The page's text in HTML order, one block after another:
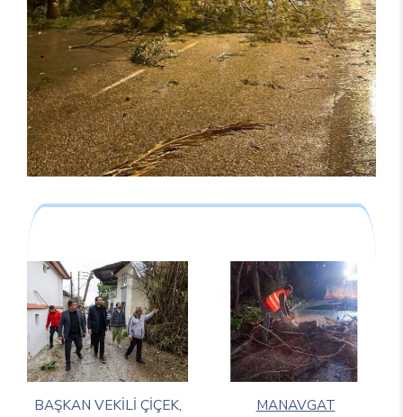
BAŞKAN VEKİLİ ÇİÇEK,
MANAVGAT